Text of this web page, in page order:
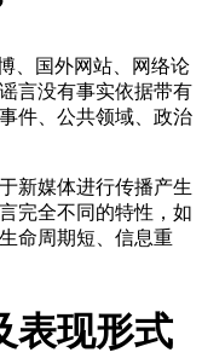
、国外网站、网络论
言没有事实依据带有
件、公共领域、政治
新媒体进行传播产生
完全不同的特性，如
命周期短、信息重
表现形式